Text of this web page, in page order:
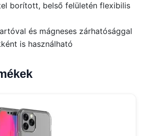
borított, belső felületén flexibilis
és mágneses zárhatósággal
is használható